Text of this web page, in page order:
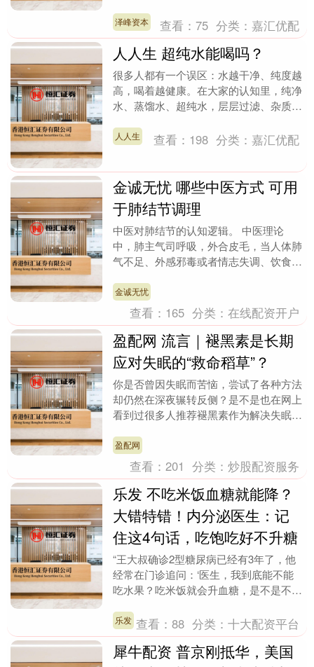
议文件，有关文....
泽峰资本 查看：75 分类：嘉汇优配
人人生 超纯水能喝吗？
很多人都有一个误区：水越干净、纯度越
高，喝着越健康。在大家的认知里，纯净
水、蒸馏水、超纯水，层层过滤、杂质全
用。但事实恰恰相....
人人生 查看： 198 分类：嘉汇优配
金诚无忧 哪些中医方式 可用
于肺结节调理
中医对肺结节的认知逻辑。 中医理论
中，肺主气司呼吸，外合皮毛，当人体肺
气不足、外感邪毒或者情志失调、饮食失
络，久而久之便会形....
金诚无忧
查看： 165 分类：在线配资开户
盈配网 流言｜褪黑素是长期
应对失眠的“救命稻草”？
你是否曾因失眠而苦恼，尝试了各种方法
却仍然在深夜辗转反侧？是不是也在网上
看到过很多人推荐褪黑素作为解决失眠问
的真相，看看它究....
盈配网
查看：201 分类：炒股配资服务
乐发 不吃米饭血糖就能降？
大错特错！内分泌医生：记
住这4句话，吃饱吃好不升糖
“王大叔确诊2型糖尿病已经有3年了，他
经常在门诊追问：‘医生，我到底能不能
吃水果？吃米饭就会升血糖，是不是不吃
食”，结....
乐发 查看：88 分类：十大配资平台
犀牛配资 普京刚抵华，美国